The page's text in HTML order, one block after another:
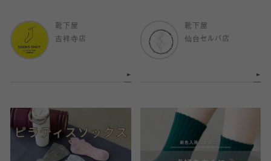
靴下屋
吉祥寺店
靴下屋
仙台セルバ店